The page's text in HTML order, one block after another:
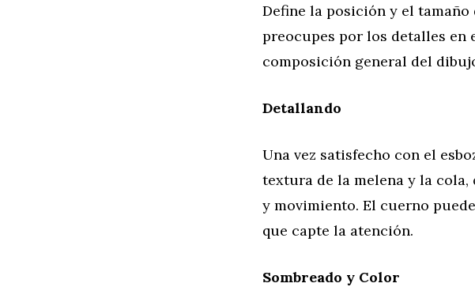
Define la posición y el
preocupes por los detalles en
composición general del
Detallando
Una vez satisfecho con el
textura de la melena y la
y movimiento. El cuerno
que capte la atención.
Sombreado y Color